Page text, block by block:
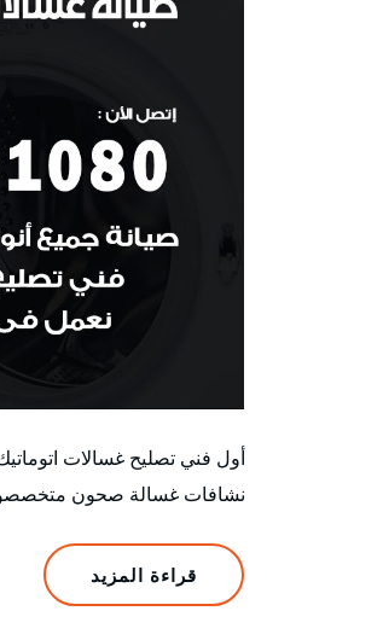
أول فني تصليح غسالات
نشافات غسالة صحون متخصصون
قراءة المزيد